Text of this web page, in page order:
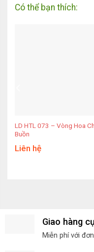
Có thể bạn thích:
LD HTL 073 – Vòng Hoa
Buồn
Liên hệ
Giao hàng
Miễn phí với